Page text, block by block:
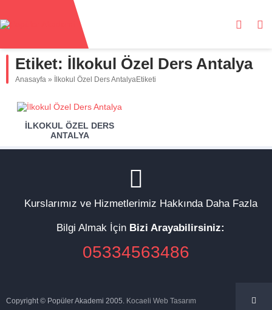
Etiket: İlkokul Özel Ders Antalya
Anasayfa » İlkokul Özel Ders AntalyaEtiketi
İLKOKUL ÖZEL DERS
ANTALYA
Kurslarımız ve Hizmetlerimiz Hakkında Daha Fazla
Bilgi Almak İçin Bizi Arayabilirsiniz:
05334563486
Copyright © Popüler Akademi 2005. Kocaeli Web Tasarım